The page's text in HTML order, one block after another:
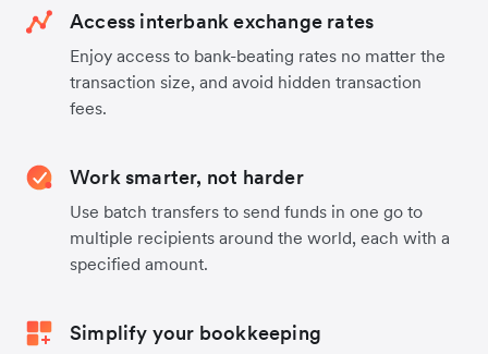
Access interbank exchange rates
Enjoy access to bank-beating rates no matter the
transaction size, and avoid hidden transaction
fees.
Work smarter, not harder
Use batch transfers to send funds in one go to
multiple recipients around the world, each with a
specified amount.
Simplify your bookkeeping